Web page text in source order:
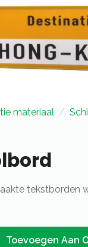
materiaal
tekstborden
Toevoegen Aan